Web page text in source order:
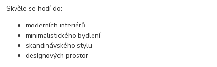
Skvěle se hodí do:
moderních interiérů
minimalistického bydlení
skandinávského stylu
designových prostor